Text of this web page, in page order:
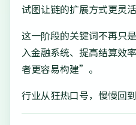
试图让链的扩展方式更灵活
这一阶段的关键词不再
入金融系统、提高结算效
者更容易构建”。
行业从狂热口号，慢慢回